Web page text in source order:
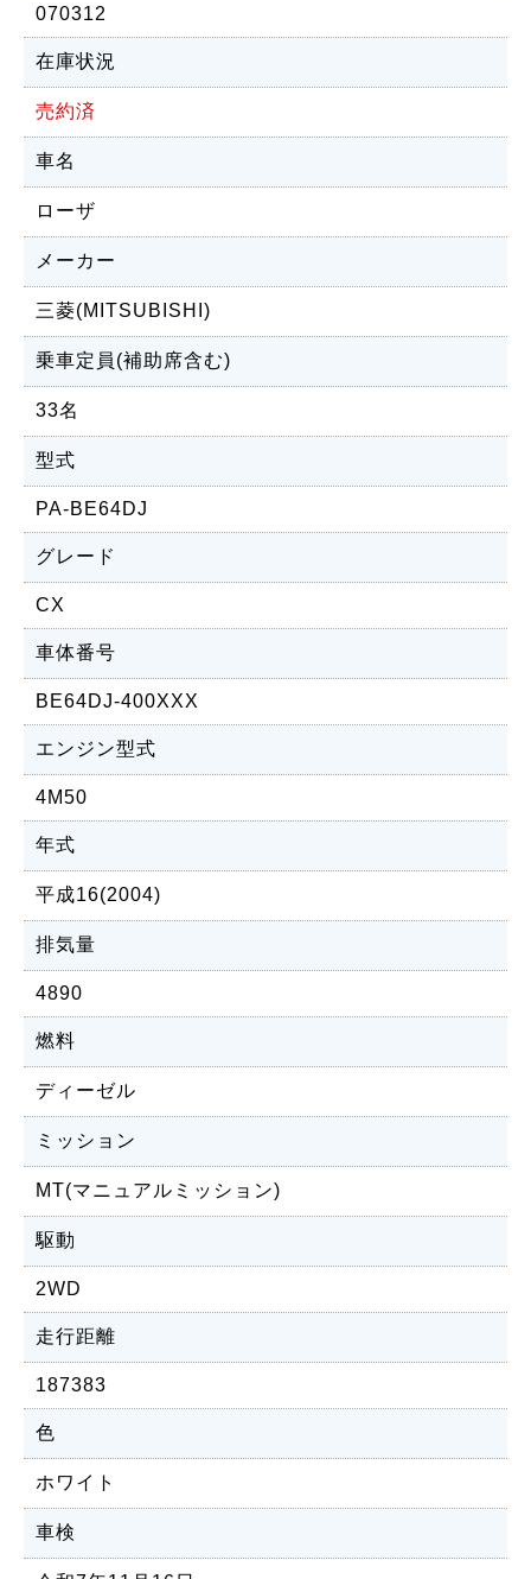
070312
在庫状況
売約済
車名
ローザ
メーカー
三菱(MITSUBISHI)
乗車定員(補助席含む)
33名
型式
PA-BE64DJ
グレード
CX
車体番号
BE64DJ-400XXX
エンジン型式
4M50
年式
平成16(2004)
排気量
4890
燃料
ディーゼル
ミッション
MT(マニュアルミッション)
駆動
2WD
走行距離
187383
色
ホワイト
車検